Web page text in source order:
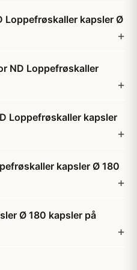
Loppefrøskaller kapsler Ø
ND Loppefrøskaller
Loppefrøskaller kapsler
kapsler Ø 180
Ø 180 kapsler på